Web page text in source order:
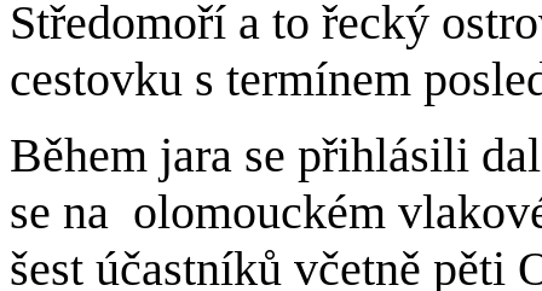
Středomoří a to řecký
cestovku s termínem
Během jara se přihlásili
se na olomouckém
šest účastníků včetně pěti